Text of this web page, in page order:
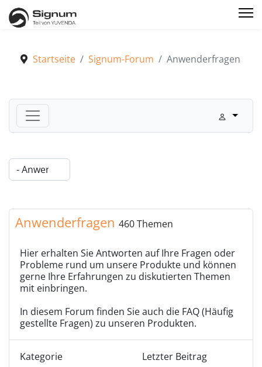
Startseite Signum-Forum Anwenderfragen
Signum-Forum
Anwenderfragen 460 Themen
Hier erhalten Sie Antworten auf Ihre Fragen oder
Probleme rund um unsere Produkte und können
gerne Ihre Erfahrungen zu diskutierten Themen
mit einbringen.
In diesem Forum finden Sie auch die FAQ (Häufig
gestellte Fragen) zu unseren Produkten.
Kategorie Letzter Beitrag